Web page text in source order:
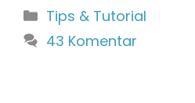
Kategori
Tips & Tutorial
43 Komentar